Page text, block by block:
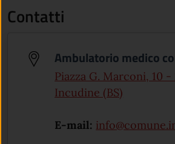
Contatti
Ambulatorio medico
Piazza G. Marconi, 10
Incudine (BS)
E-mail: